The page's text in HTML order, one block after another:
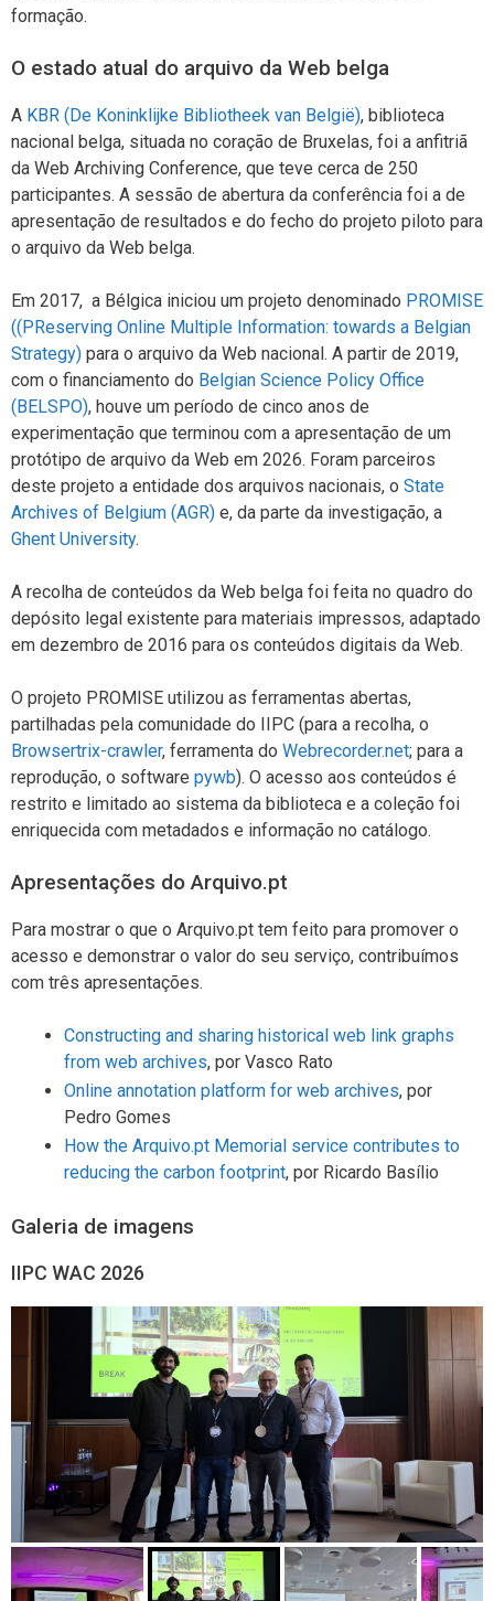
formação.
O estado atual do arquivo da Web belga
A KBR (De Koninklijke Bibliotheek van België), biblioteca
nacional belga, situada no coração de Bruxelas, foi a anfitriã
da Web Archiving Conference, que teve cerca de 250
participantes. A sessão de abertura da conferência foi a de
apresentação de resultados e do fecho do projeto piloto para
o arquivo da Web belga.
Em 2017, a Bélgica iniciou um projeto denominado PROMISE
((PReserving Online Multiple Information: towards a Belgian
Strategy) para o arquivo da Web nacional. A partir de 2019,
com o financiamento do Belgian Science Policy Office
(BELSPO), houve um período de cinco anos de
experimentação que terminou com a apresentação de um
protótipo de arquivo da Web em 2026. Foram parceiros
deste projeto a entidade dos arquivos nacionais, o State
Archives of Belgium (AGR) e, da parte da investigação, a
Ghent University.
A recolha de conteúdos da Web belga foi feita no quadro do
depósito legal existente para materiais impressos, adaptado
em dezembro de 2016 para os conteúdos digitais da Web.
O projeto PROMISE utilizou as ferramentas abertas,
partilhadas pela comunidade do IIPC (para a recolha, o
Browsertrix-crawler, ferramenta do Webrecorder.net; para a
reprodução, o software pywb). O acesso aos conteúdos é
restrito e limitado ao sistema da biblioteca e a coleção foi
enriquecida com metadados e informação no catálogo.
Apresentações do Arquivo.pt
Para mostrar o que o Arquivo.pt tem feito para promover o
acesso e demonstrar o valor do seu serviço, contribuímos
com três apresentações.
Constructing and sharing historical web link graphs
from web archives, por Vasco Rato
Online annotation platform for web archives, por
Pedro Gomes
How the Arquivo.pt Memorial service contributes to
reducing the carbon footprint, por Ricardo Basílio
Galeria de imagens
IIPC WAC 2026